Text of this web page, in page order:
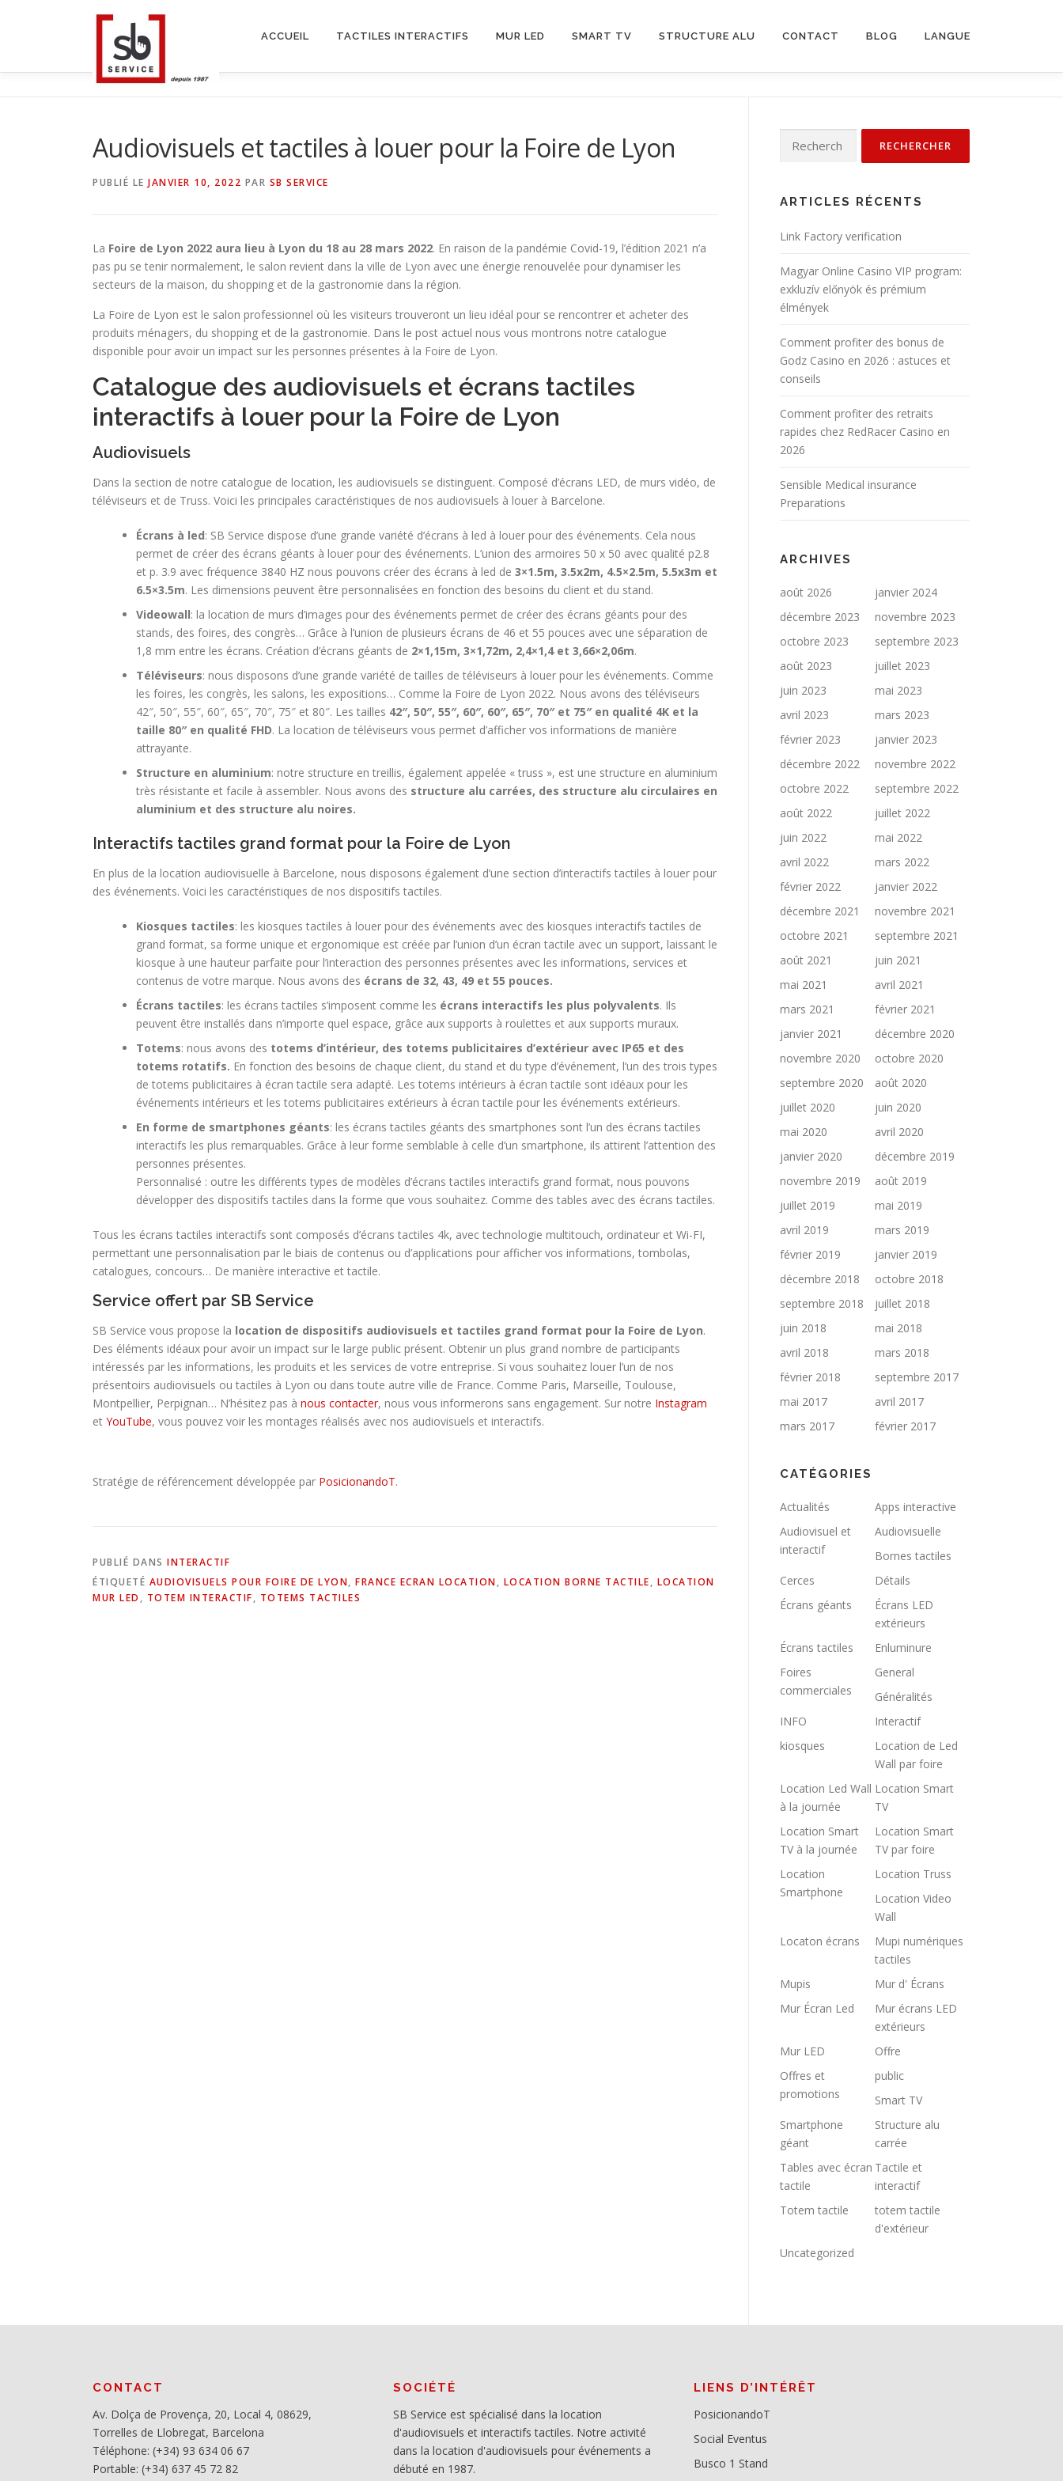
ACCUEIL TACTILES INTERACTIFS MUR LED SMART TV STRUCTURE ALU CONTACT BLOG LANGUE
Audiovisuels et tactiles à louer pour la Foire de Lyon
PUBLIÉ LE JANVIER 10, 2022 PAR SB SERVICE
La Foire de Lyon 2022 aura lieu à Lyon du 18 au 28 mars 2022. En raison de la pandémie Covid-19, l’édition 2021 n’a
pas pu se tenir normalement, le salon revient dans la ville de Lyon avec une énergie renouvelée pour dynamiser les
secteurs de la maison, du shopping et de la gastronomie dans la région.
La Foire de Lyon est le salon professionnel où les visiteurs trouveront un lieu idéal pour se rencontrer et acheter des
produits ménagers, du shopping et de la gastronomie. Dans le post actuel nous vous montrons notre catalogue
disponible pour avoir un impact sur les personnes présentes à la Foire de Lyon.
Catalogue des audiovisuels et écrans tactiles
interactifs à louer pour la Foire de Lyon
Audiovisuels
Dans la section de notre catalogue de location, les audiovisuels se distinguent. Composé d’écrans LED, de murs vidéo, de
téléviseurs et de Truss. Voici les principales caractéristiques de nos audiovisuels à louer à Barcelone.
Écrans à led: SB Service dispose d’une grande variété d’écrans à led à louer pour des événements. Cela nous
permet de créer des écrans géants à louer pour des événements. L’union des armoires 50 x 50 avec qualité p2.8
et p. 3.9 avec fréquence 3840 HZ nous pouvons créer des écrans à led de 3×1.5m, 3.5x2m, 4.5×2.5m, 5.5x3m et
6.5×3.5m. Les dimensions peuvent être personnalisées en fonction des besoins du client et du stand.
Videowall: la location de murs d’images pour des événements permet de créer des écrans géants pour des
stands, des foires, des congrès… Grâce à l’union de plusieurs écrans de 46 et 55 pouces avec une séparation de
1,8 mm entre les écrans. Création d’écrans géants de 2×1,15m, 3×1,72m, 2,4×1,4 et 3,66×2,06m.
Téléviseurs: nous disposons d’une grande variété de tailles de téléviseurs à louer pour les événements. Comme
les foires, les congrès, les salons, les expositions… Comme la Foire de Lyon 2022. Nous avons des téléviseurs
42″, 50″, 55″, 60″, 65″, 70″, 75″ et 80″. Les tailles 42″, 50″, 55″, 60″, 60″, 65″, 70″ et 75″ en qualité 4K et la
taille 80″ en qualité FHD. La location de téléviseurs vous permet d’afficher vos informations de manière
attrayante.
Structure en aluminium: notre structure en treillis, également appelée « truss », est une structure en aluminium
très résistante et facile à assembler. Nous avons des structure alu carrées, des structure alu circulaires en
aluminium et des structure alu noires.
Interactifs tactiles grand format pour la Foire de Lyon
En plus de la location audiovisuelle à Barcelone, nous disposons également d’une section d’interactifs tactiles à louer pour
des événements. Voici les caractéristiques de nos dispositifs tactiles.
Kiosques tactiles: les kiosques tactiles à louer pour des événements avec des kiosques interactifs tactiles de
grand format, sa forme unique et ergonomique est créée par l’union d’un écran tactile avec un support, laissant le
kiosque à une hauteur parfaite pour l’interaction des personnes présentes avec les informations, services et
contenus de votre marque. Nous avons des écrans de 32, 43, 49 et 55 pouces.
Écrans tactiles: les écrans tactiles s’imposent comme les écrans interactifs les plus polyvalents. Ils
peuvent être installés dans n’importe quel espace, grâce aux supports à roulettes et aux supports muraux.
Totems: nous avons des totems d’intérieur, des totems publicitaires d’extérieur avec IP65 et des
totems rotatifs. En fonction des besoins de chaque client, du stand et du type d’événement, l’un des trois types
de totems publicitaires à écran tactile sera adapté. Les totems intérieurs à écran tactile sont idéaux pour les
événements intérieurs et les totems publicitaires extérieurs à écran tactile pour les événements extérieurs.
En forme de smartphones géants: les écrans tactiles géants des smartphones sont l’un des écrans tactiles
interactifs les plus remarquables. Grâce à leur forme semblable à celle d’un smartphone, ils attirent l’attention des
personnes présentes.
Personnalisé : outre les différents types de modèles d’écrans tactiles interactifs grand format, nous pouvons
développer des dispositifs tactiles dans la forme que vous souhaitez. Comme des tables avec des écrans tactiles.
Tous les écrans tactiles interactifs sont composés d’écrans tactiles 4k, avec technologie multitouch, ordinateur et Wi-FI,
permettant une personnalisation par le biais de contenus ou d’applications pour afficher vos informations, tombolas,
catalogues, concours… De manière interactive et tactile.
Service offert par SB Service
SB Service vous propose la location de dispositifs audiovisuels et tactiles grand format pour la Foire de Lyon.
Des éléments idéaux pour avoir un impact sur le large public présent. Obtenir un plus grand nombre de participants
intéressés par les informations, les produits et les services de votre entreprise. Si vous souhaitez louer l’un de nos
présentoirs audiovisuels ou tactiles à Lyon ou dans toute autre ville de France. Comme Paris, Marseille, Toulouse,
Montpellier, Perpignan… N’hésitez pas à nous contacter, nous vous informerons sans engagement. Sur notre Instagram
et YouTube, vous pouvez voir les montages réalisés avec nos audiovisuels et interactifs.
Stratégie de référencement développée par PosicionandoT.
PUBLIÉ DANS INTERACTIF
ÉTIQUETÉ AUDIOVISUELS POUR FOIRE DE LYON, FRANCE ECRAN LOCATION, LOCATION BORNE TACTILE, LOCATION
MUR LED , TOTEM INTERACTIF, TOTEMS TACTILES
ARTICLES RÉCENTS
Link Factory verification
Magyar Online Casino VIP program:
exkluzív előnyök és prémium
élmények
Comment profiter des bonus de
Godz Casino en 2026 : astuces et
conseils
Comment profiter des retraits
rapides chez RedRacer Casino en
2026
Sensible Medical insurance
Preparations
ARCHIVES
août 2026
janvier 2024
décembre 2023
novembre 2023
octobre 2023
septembre 2023
août 2023
juillet 2023
juin 2023
mai 2023
avril 2023
mars 2023
février 2023
janvier 2023
décembre 2022
novembre 2022
octobre 2022
septembre 2022
août 2022
juillet 2022
juin 2022
mai 2022
avril 2022
mars 2022
février 2022
janvier 2022
décembre 2021
novembre 2021
octobre 2021
septembre 2021
août 2021
juin 2021
mai 2021
avril 2021
mars 2021
février 2021
janvier 2021
décembre 2020
novembre 2020
octobre 2020
septembre 2020
août 2020
juillet 2020
juin 2020
mai 2020
avril 2020
janvier 2020
décembre 2019
novembre 2019
août 2019
juillet 2019
mai 2019
avril 2019
mars 2019
février 2019
janvier 2019
décembre 2018
octobre 2018
septembre 2018
juillet 2018
juin 2018
mai 2018
avril 2018
mars 2018
février 2018
septembre 2017
mai 2017
avril 2017
mars 2017
février 2017
CATÉGORIES
Actualités
Apps interactive
Audiovisuel et
interactif
Audiovisuelle
Bornes tactiles
Cerces
Détails
Écrans géants
Écrans LED
extérieurs
Écrans tactiles
Enluminure
Foires
commerciales
General
Généralités
INFO
Interactif
kiosques
Location de Led
Wall par foire
Location Led Wall
à la journée
Location Smart
TV
Location Smart
TV à la journée
Location Smart
TV par foire
Location
Smartphone
Location Truss
Location Video
Wall
Locaton écrans
Mupi numériques
tactiles
Mupis
Mur d' Écrans
Mur Écran Led
Mur écrans LED
extérieurs
Mur LED
Offre
Offres et
promotions
public
Smart TV
Smartphone
géant
Structure alu
carrée
Tables avec écran
tactile
Tactile et
interactif
Totem tactile
totem tactile
d'extérieur
Uncategorized
CONTACT
Av. Dolça de Provença, 20, Local 4, 08629,
Torrelles de Llobregat, Barcelona
Téléphone: (+34) 93 634 06 67
Portable: (+34) 637 45 72 82
SOCIÉTÉ
SB Service est spécialisé dans la location
d'audiovisuels et interactifs tactiles. Notre activité
dans la location d'audiovisuels pour événements a
débuté en 1987.
LIENS D’INTÉRÊT
PosicionandoT
Social Eventus
Busco 1 Stand